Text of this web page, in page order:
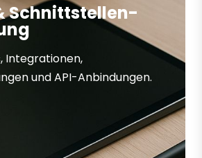
Schnittstellen-
Integrationen,
und API-Anbindungen.